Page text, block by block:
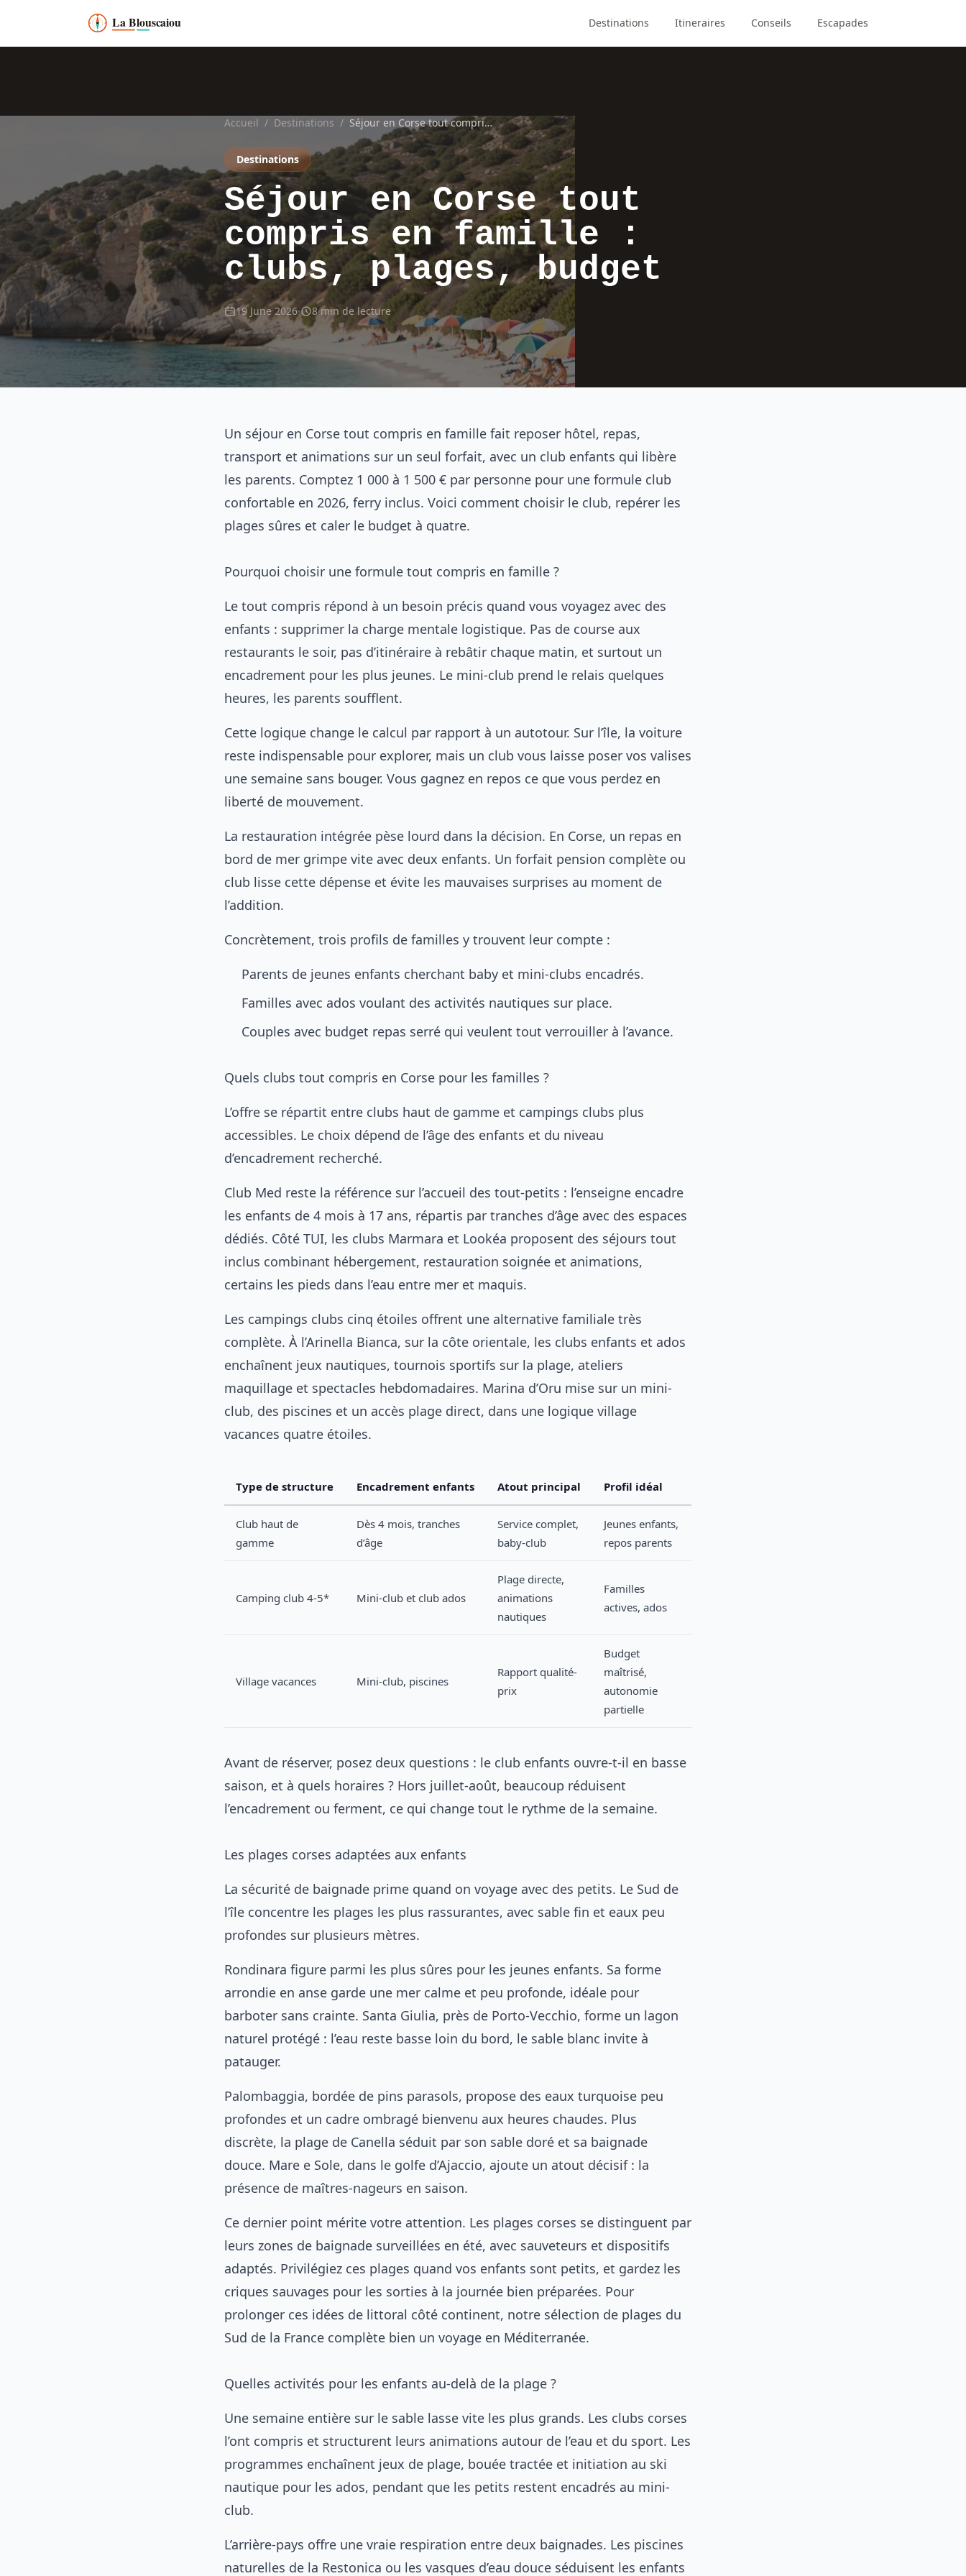
Destinations Itineraires Conseils Escapades
Accueil / Destinations / Séjour en Corse tout compris en famille : clubs, plages, budget
Destinations
Séjour en Corse tout
compris en famille :
clubs, plages, budget
19 June 2026 8 min de lecture
Un séjour en Corse tout compris en famille fait reposer hôtel, repas,
transport et animations sur un seul forfait, avec un club enfants qui libère
les parents. Comptez 1 000 à 1 500 € par personne pour une formule club
confortable en 2026, ferry inclus. Voici comment choisir le club, repérer les
plages sûres et caler le budget à quatre.
Pourquoi choisir une formule tout compris en famille ?
Le tout compris répond à un besoin précis quand vous voyagez avec des
enfants : supprimer la charge mentale logistique. Pas de course aux
restaurants le soir, pas d’itinéraire à rebâtir chaque matin, et surtout un
encadrement pour les plus jeunes. Le mini-club prend le relais quelques
heures, les parents soufflent.
Cette logique change le calcul par rapport à un autotour. Sur l’île, la voiture
reste indispensable pour explorer, mais un club vous laisse poser vos valises
une semaine sans bouger. Vous gagnez en repos ce que vous perdez en
liberté de mouvement.
La restauration intégrée pèse lourd dans la décision. En Corse, un repas en
bord de mer grimpe vite avec deux enfants. Un forfait pension complète ou
club lisse cette dépense et évite les mauvaises surprises au moment de
l’addition.
Concrètement, trois profils de familles y trouvent leur compte :
Parents de jeunes enfants cherchant baby et mini-clubs encadrés.
Familles avec ados voulant des activités nautiques sur place.
Couples avec budget repas serré qui veulent tout verrouiller à l’avance.
Quels clubs tout compris en Corse pour les familles ?
L’offre se répartit entre clubs haut de gamme et campings clubs plus
accessibles. Le choix dépend de l’âge des enfants et du niveau
d’encadrement recherché.
Club Med reste la référence sur l’accueil des tout-petits : l’enseigne encadre
les enfants de 4 mois à 17 ans, répartis par tranches d’âge avec des espaces
dédiés. Côté TUI, les clubs Marmara et Lookéa proposent des séjours tout
inclus combinant hébergement, restauration soignée et animations,
certains les pieds dans l’eau entre mer et maquis.
Les campings clubs cinq étoiles offrent une alternative familiale très
complète. À l’Arinella Bianca, sur la côte orientale, les clubs enfants et ados
enchaînent jeux nautiques, tournois sportifs sur la plage, ateliers
maquillage et spectacles hebdomadaires. Marina d’Oru mise sur un mini-
club, des piscines et un accès plage direct, dans une logique village
vacances quatre étoiles.
Type de structure Encadrement enfants Atout principal Profil idéal
Club haut de
gamme
Dès 4 mois, tranches
d’âge
Service complet,
baby-club
Jeunes enfants,
repos parents
Camping club 4-5* Mini-club et club ados
Plage directe,
animations
nautiques
Familles
actives, ados
Village vacances Mini-club, piscines
Rapport qualité-
prix
Budget
maîtrisé,
autonomie
partielle
Avant de réserver, posez deux questions : le club enfants ouvre-t-il en basse
saison, et à quels horaires ? Hors juillet-août, beaucoup réduisent
l’encadrement ou ferment, ce qui change tout le rythme de la semaine.
Les plages corses adaptées aux enfants
La sécurité de baignade prime quand on voyage avec des petits. Le Sud de
l’île concentre les plages les plus rassurantes, avec sable fin et eaux peu
profondes sur plusieurs mètres.
Rondinara figure parmi les plus sûres pour les jeunes enfants. Sa forme
arrondie en anse garde une mer calme et peu profonde, idéale pour
barboter sans crainte. Santa Giulia, près de Porto-Vecchio, forme un lagon
naturel protégé : l’eau reste basse loin du bord, le sable blanc invite à
patauger.
Palombaggia, bordée de pins parasols, propose des eaux turquoise peu
profondes et un cadre ombragé bienvenu aux heures chaudes. Plus
discrète, la plage de Canella séduit par son sable doré et sa baignade
douce. Mare e Sole, dans le golfe d’Ajaccio, ajoute un atout décisif : la
présence de maîtres-nageurs en saison.
Ce dernier point mérite votre attention. Les plages corses se distinguent par
leurs zones de baignade surveillées en été, avec sauveteurs et dispositifs
adaptés. Privilégiez ces plages quand vos enfants sont petits, et gardez les
criques sauvages pour les sorties à la journée bien préparées. Pour
prolonger ces idées de littoral côté continent, notre sélection de plages du
Sud de la France complète bien un voyage en Méditerranée.
Quelles activités pour les enfants au-delà de la plage ?
Une semaine entière sur le sable lasse vite les plus grands. Les clubs corses
l’ont compris et structurent leurs animations autour de l’eau et du sport. Les
programmes enchaînent jeux de plage, bouée tractée et initiation au ski
nautique pour les ados, pendant que les petits restent encadrés au mini-
club.
L’arrière-pays offre une vraie respiration entre deux baignades. Les piscines
naturelles de la Restonica ou les vasques d’eau douce séduisent les enfants